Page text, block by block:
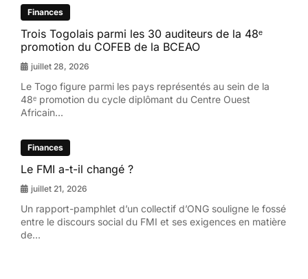
Finances
Trois Togolais parmi les 30 auditeurs de la 48ᵉ
promotion du COFEB de la BCEAO
juillet 28, 2026
Le Togo figure parmi les pays représentés au sein de la
48ᵉ promotion du cycle diplômant du Centre Ouest
Africain...
Finances
Le FMI a-t-il changé ?
juillet 21, 2026
Un rapport-pamphlet d’un collectif d’ONG souligne le fossé
entre le discours social du FMI et ses exigences en matière
de...